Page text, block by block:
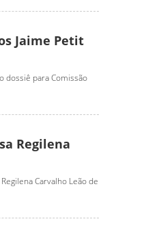
Jaime Petit
dossiê para Comissão
Regilena
Carvalho Leão de